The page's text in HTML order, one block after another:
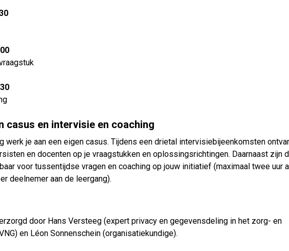
casus en intervisie en coaching
werk je aan een eigen casus. Tijdens een drietal intervisiebijeenkomsten
en docenten op je vraagstukken en oplossingsrichtingen. Daarnaast zijn
voor tussentijdse vragen en coaching op jouw initiatief (maximaal twee uur
deelnemer aan de leergang).
door Hans Versteeg (expert privacy en gegevensdeling in het zorg- en
en Léon Sonnenschein (organisatiekundige).